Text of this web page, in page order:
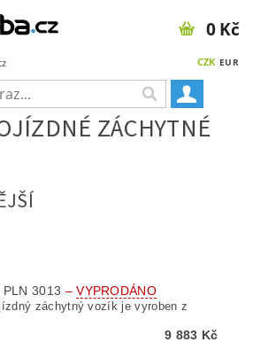
CZK EUR
0 Kč
ZÁCHYTNÉ
3013 –VYPRODÁNO
záchytný vozík je vyroben z
9 883 Kč